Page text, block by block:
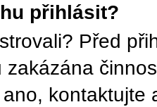
přihlásit?
Před
zakázána
kontaktujte